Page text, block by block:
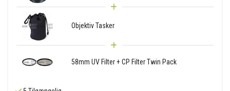
Objektiv Tasker
58mm UV Filter + CP Filter Twin Pack